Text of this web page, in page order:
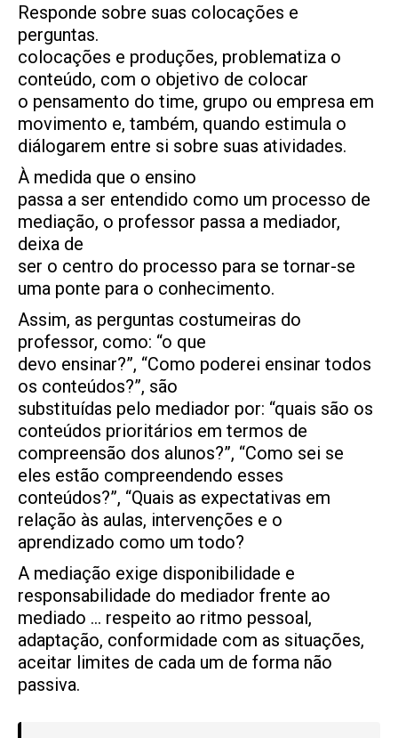
Responde sobre suas colocações e
perguntas.
colocações e produções, problematiza o
conteúdo, com o objetivo de colocar
o pensamento do time, grupo ou empresa em
movimento e, também, quando estimula o
diálogarem entre si sobre suas atividades.
À medida que o ensino
passa a ser entendido como um processo de
mediação, o professor passa a mediador,
deixa de
ser o centro do processo para se tornar-se
uma ponte para o conhecimento.
Assim, as perguntas costumeiras do
professor, como: “o que
devo ensinar?”, “Como poderei ensinar todos
os conteúdos?”, são
substituídas pelo mediador por: “quais são os
conteúdos prioritários em termos de
compreensão dos alunos?”, “Como sei se
eles estão compreendendo esses
conteúdos?”, “Quais as expectativas em
relação às aulas, intervenções e o
aprendizado como um todo?
A mediação exige disponibilidade e
responsabilidade do mediador frente ao
mediado … respeito ao ritmo pessoal,
adaptação, conformidade com as situações,
aceitar limites de cada um de forma não
passiva.